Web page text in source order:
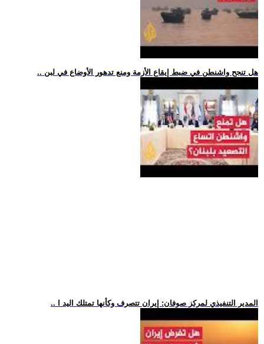
.. هل تنجح واشنطن في ضبط إيقاع الأزمة ومنع تدهور الأوضاع في لبن
.. المدير التنفيذي لمركز صوفان: إيران تتصرف وكأنها تمتلك اليد ا